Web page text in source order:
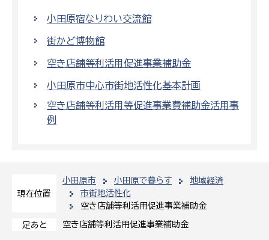
現在位置
小田原市 小田原で暮らす
地域経済
市街地活性化
空き店舗等利活用促進事業補助金
足あと 空き店舗等利活用促進事業補助金
小田原宿なりわい交流館
街かど博物館
空き店舗等利活用促進事業補助金
小田原市中心市街地活性化基本計画
空き店舗等利活用等促進事業費補助金活用事
例